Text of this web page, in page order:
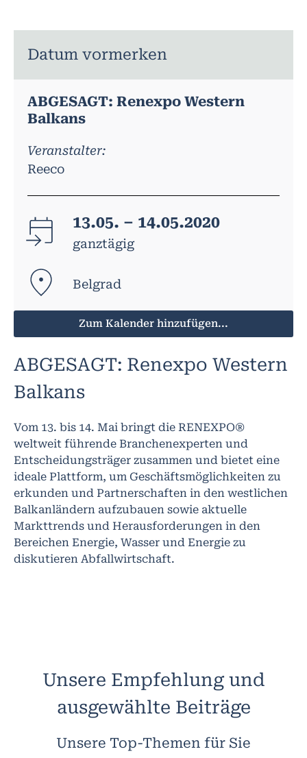
Datum vormerken
ABGESAGT: Renexpo Western
Balkans
Veranstalter:
Reeco
13.05. – 14.05.2020
ganztägig
Belgrad
Zum Kalender hinzufügen...
ABGESAGT: Renexpo Western
Balkans
Vom 13. bis 14. Mai bringt die RENEXPO®
weltweit führende Branchenexperten und
Entscheidungsträger zusammen und bietet eine
ideale Plattform, um Geschäftsmöglichkeiten zu
erkunden und Partnerschaften in den westlichen
Balkanländern aufzubauen sowie aktuelle
Markttrends und Herausforderungen in den
Bereichen Energie, Wasser und Energie zu
diskutieren Abfallwirtschaft.
Unsere Empfehlung und
ausgewählte Beiträge
Unsere Top-Themen für Sie